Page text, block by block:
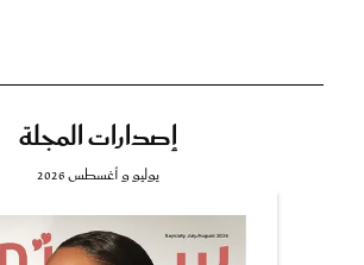
إصدارات المجلة
يوليو و أغسطس 2026